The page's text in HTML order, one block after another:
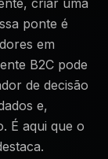
criar uma
ponte é
em
B2C pode
de decisão
e,
É aqui que o